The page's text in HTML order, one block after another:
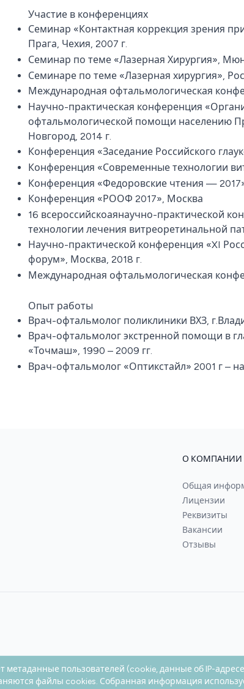
Участие в конференциях
Семинар «Контактная коррекция зрения
Прага, Чехия, 2007 г.
Семинар по теме «Лазерная Хирургия»,
Семинаре по теме «Лазерная хирургия»,
Международная офтальмологическая
Научно-практическая конференция
офтальмологической помощи населению
Новгород, 2014 г.
Конференция «Заседание Российского
Конференция «Современные технологии
Конференция «Федоровские чтения —
Конференция «РООФ 2017», Москва
16 всероссийскоаянаучно-практической
технологии лечения витреоретинальной
Научно-практической конференция «XI
форум», Москва, 2018 г.
Международная офтальмологическая
Опыт работы
Врач-офтальмолог поликлиники ВХЗ,
Врач-офтальмолог экстренной помощи в
«Точмаш», 1990 – 2009 гг.
Врач-офтальмолог «Оптикстайл» 2001 г –
О КОМПАНИИ
Общая
Лицензии
Реквизиты
Вакансии
Отзывы
метаданные пользователей (cookie, данные об IP-
файлы cookies. Собранная информация